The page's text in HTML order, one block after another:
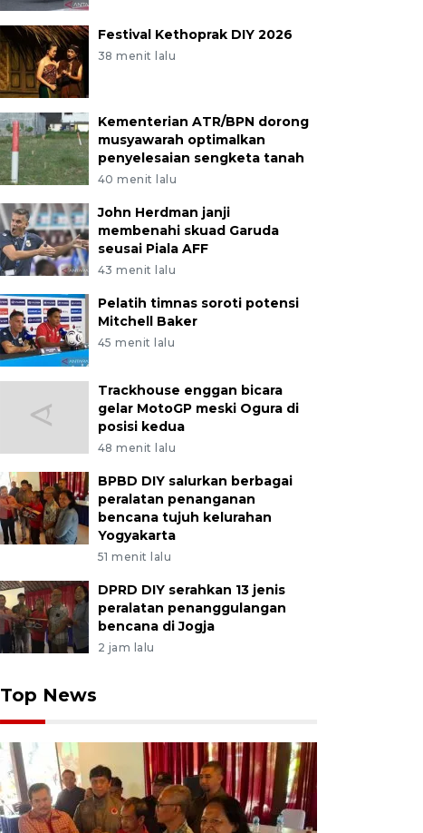
Festival Kethoprak DIY 2026
38 menit lalu
Kementerian ATR/BPN dorong
musyawarah optimalkan
penyelesaian sengketa tanah
40 menit lalu
John Herdman janji
membenahi skuad Garuda
seusai Piala AFF
43 menit lalu
Pelatih timnas soroti potensi
Mitchell Baker
45 menit lalu
Trackhouse enggan bicara
gelar MotoGP meski Ogura di
posisi kedua
48 menit lalu
BPBD DIY salurkan berbagai
peralatan penanganan
bencana tujuh kelurahan
Yogyakarta
51 menit lalu
DPRD DIY serahkan 13 jenis
peralatan penanggulangan
bencana di Jogja
2 jam lalu
Top News